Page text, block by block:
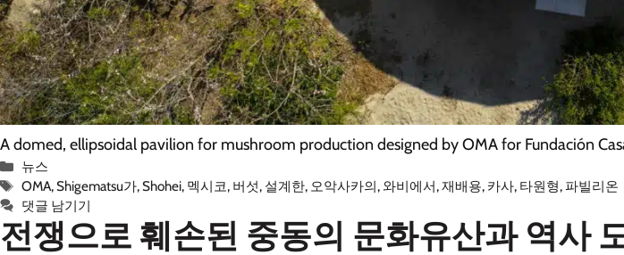
A domed, ellipsoidal pavilion for mushroom production designed by OMA for Fundación
카
테
고
리
뉴스
태
그
OMA,Shigematsu가,Shohei, 멕시코, 버섯, 설계한, 오악사카의,와비에서,재배용, 카사, 타원형, 파빌리온
댓글 남기기
전쟁으로 훼손된 중동의 문화유산과 역사